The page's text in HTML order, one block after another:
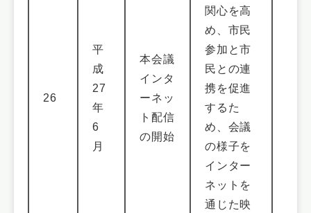
26
平
成
27
年
6
月
本会議
インタ
ーネッ
ト配信
の開始
関心を高
め、市民
参加と市
民との連
携を促進
するた
め、会議
の様子を
インター
ネットを
通じた映